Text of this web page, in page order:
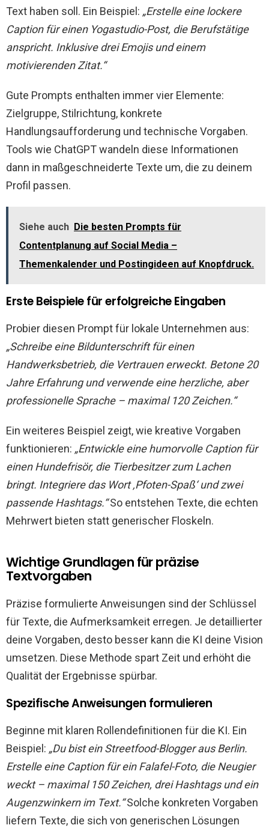
Text haben soll. Ein Beispiel: „Erstelle eine lockere
Caption für einen Yogastudio-Post, die Berufstätige
anspricht. Inklusive drei Emojis und einem
motivierenden Zitat.“
Gute Prompts enthalten immer vier Elemente:
Zielgruppe, Stilrichtung, konkrete
Handlungsaufforderung und technische Vorgaben.
Tools wie ChatGPT wandeln diese Informationen
dann in maßgeschneiderte Texte um, die zu deinem
Profil passen.
Siehe auch Die besten Prompts für
Contentplanung auf Social Media –
Themenkalender und Postingideen auf Knopfdruck.
Erste Beispiele für erfolgreiche Eingaben
Probier diesen Prompt für lokale Unternehmen aus:
„Schreibe eine Bildunterschrift für einen
Handwerksbetrieb, die Vertrauen erweckt. Betone 20
Jahre Erfahrung und verwende eine herzliche, aber
professionelle Sprache – maximal 120 Zeichen.“
Ein weiteres Beispiel zeigt, wie kreative Vorgaben
funktionieren: „Entwickle eine humorvolle Caption für
einen Hundefrisör, die Tierbesitzer zum Lachen
bringt. Integriere das Wort ‚Pfoten-Spaß‘ und zwei
passende Hashtags.“So entstehen Texte, die echten
Mehrwert bieten statt generischer Floskeln.
Wichtige Grundlagen für präzise
Textvorgaben
Präzise formulierte Anweisungen sind der Schlüssel
für Texte, die Aufmerksamkeit erregen. Je detaillierter
deine Vorgaben, desto besser kann die KI deine Vision
umsetzen. Diese Methode spart Zeit und erhöht die
Qualität der Ergebnisse spürbar.
Spezifische Anweisungen formulieren
Beginne mit klaren Rollendefinitionen für die KI. Ein
Beispiel: „Du bist ein Streetfood-Blogger aus Berlin.
Erstelle eine Caption für ein Falafel-Foto, die Neugier
weckt – maximal 150 Zeichen, drei Hashtags und ein
Augenzwinkern im Text.“Solche konkreten Vorgaben
liefern Texte, die sich von generischen Lösungen